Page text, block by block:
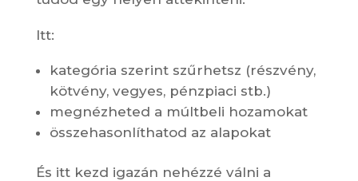
Itt:
kategória szerint szűrhetsz (részvény,
kötvény, vegyes, pénzpiaci stb.)
megnézheted a múltbeli hozamokat
összehasonlíthatod az alapokat
És itt kezd igazán nehézzé válni a